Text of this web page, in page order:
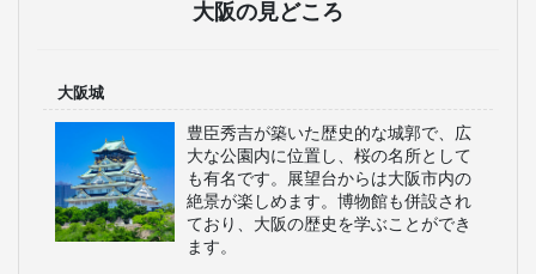
大阪の見どころ
大阪城
豊臣秀吉が築いた歴史的な城郭で、広
大な公園内に位置し、桜の名所として
も有名です。展望台からは大阪市内の
絶景が楽しめます。博物館も併設され
ており、大阪の歴史を学ぶことができ
ます。